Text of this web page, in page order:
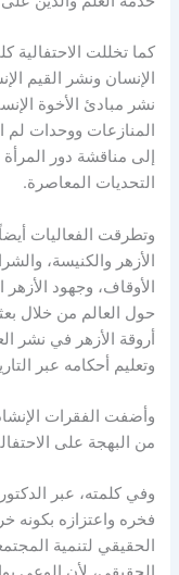
كما تخللت الاحتفالية
الإنسان ونشر القيم
نشر مبادئ الأخوة
المنازعات ووحدات
إلى مناقشة دور
التحديات المعاصرة.
وتطرقت الفعاليات
الأزهر والكنيسة،
الأوقاف، وجهود
حول العالم من خلال
أروقة الأزهر في نشر
وتعليم أحكامه عبر
وأضفت الفقرات
من البهجة على
وفي كلمته، عبر
فخره واعتزازه بكونه
الحقيقي لتنمية